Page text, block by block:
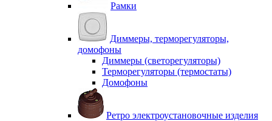
Рамки
Диммеры, терморегуляторы,
домофоны
Диммеры (светорегуляторы)
Терморегуляторы (термостаты)
Домофоны
Ретро электроустановочные изделия